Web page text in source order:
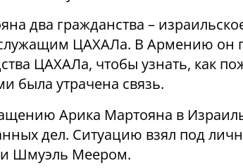
два гражданства –
ЦАХАЛа. В Армению он
ЦАХАЛа, чтобы узнать, как
была утрачена связь.
Арика Мартояна в
дел. Ситуацию взял под
Шмуэль Меером.